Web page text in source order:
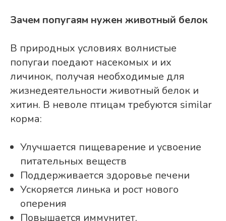
Зачем попугаям нужен животный белок
В природных условиях волнистые
попугаи поедают насекомых и их
личинок, получая необходимые для
жизнедеятельности животный белок и
хитин. В неволе птицам требуются similar
корма:
Улучшается пищеварение и усвоение
питательных веществ
Поддерживается здоровье печени
Ускоряется линька и рост нового
оперения
Повышается иммунитет,